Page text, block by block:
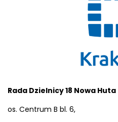
Rada Dzielnicy 18 Nowa Huta
os. Centrum B bl. 6,